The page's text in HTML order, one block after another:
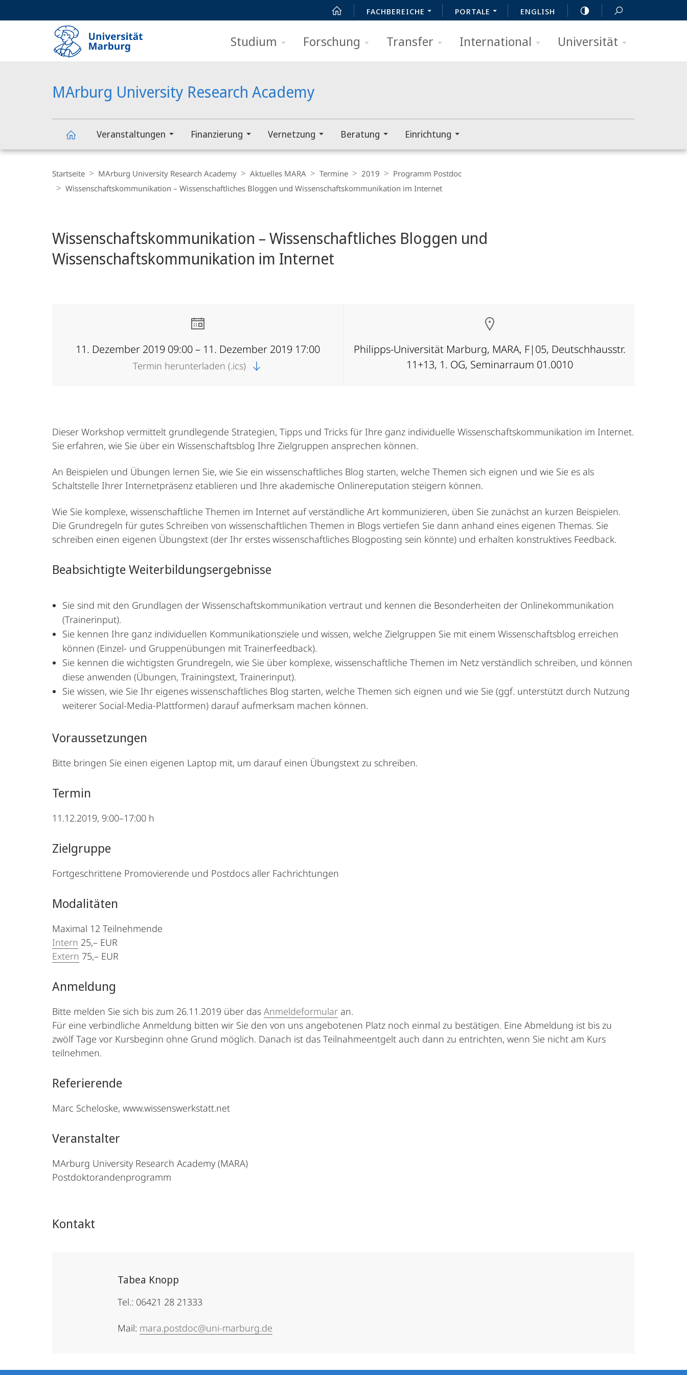
FACHBEREICHE PORTALE ENGLISH
Studium Forschung Transfer International Universität
MArburg University Research Academy
University
Academy
Veranstaltungen Finanzierung Vernetzung Beratung Einrichtung
Navigation
Startseite MArburg University Research Academy Aktuelles MARA Termine 2019
Programm Postdoc
Wissenschaftskommunikation – Wissenschaftliches Bloggen und Wissenschaftskommunikation im Internet
Wissenschaftskommunikation – Wissenschaftliches Bloggen und
Wissenschaftskommunikation im Internet
11. Dezember 2019 09:00 – 11. Dezember 2019 17:00
Termin herunterladen (.ics)
Philipps-Universität Marburg, MARA, F|05, Deutschhausstr.
11+13, 1. OG, Seminarraum 01.0010
Dieser Workshop vermittelt grundlegende Strate­gien, Tipps und Tricks für Ihre ganz individuelle Wissenschafts­kommunikation im Internet.
Sie ­erfahren, wie Sie über ein Wissenschaftsblog Ihre Zielgruppen ansprechen können.
An Beispielen und Übungen lernen Sie, wie Sie ein wissenschaftliches Blog starten, welche Themen sich eignen und wie Sie es als
Schaltstelle Ihrer Internetpräsenz etablieren und Ihre akademische Onlinereputation steigern können.
Wie Sie komplexe, wissenschaftliche Themen im Internet auf verständliche Art kommunizieren, üben Sie zunächst an kurzen Beispielen.
Die Grundregeln für gutes Schreiben von wissenschaftlichen Themen in Blogs vertiefen Sie dann anhand eines eigenen Themas. Sie
schreiben einen eigenen Übungstext (der Ihr erstes wissenschaftliches Blogposting sein könnte) und erhalten konstruktives Feedback.
Beabsichtigte Weiterbildungsergebnisse
Sie sind mit den Grundlagen der Wissenschafts­kommunikation vertraut und kennen die Besonderheiten der Onlinekommunikation
(Trainerinput).
Sie kennen Ihre ganz individuellen Kommunikations­ziele und wissen, welche Zielgruppen Sie mit einem Wissenschaftsblog erreichen
können (Einzel- und Gruppenübungen mit Trainerfeedback).
Sie kennen die wichtigsten Grundregeln, wie Sie über komplexe, wissenschaftliche Themen im Netz verständlich schreiben, und können
diese ­anwenden (Übungen, Trainingstext, Trainerinput).
Sie wissen, wie Sie Ihr eigenes wissenschaftliches Blog starten, welche Themen sich eignen und wie Sie (ggf. unterstützt durch Nutzung
weiterer Social-­Media-Plattformen) darauf aufmerksam machen können.
Voraussetzungen
Bitte bringen Sie einen eigenen Laptop mit, um darauf einen Übungstext zu schreiben.
Termin
11.12.2019, 9:00–17:00 h
Zielgruppe
Fortgeschrittene Promovierende und Postdocs aller Fachrichtungen
Modalitäten
Maximal 12 Teilnehmende
Intern 25,– EUR
Extern 75,– EUR
Anmeldung
Bitte melden Sie sich bis zum 26.11.2019 über das Anmeldeformular an.
Für eine verbindliche Anmeldung bitten wir Sie den von uns angebotenen Platz noch einmal zu bestätigen. Eine Abmeldung ist bis zu
zwölf Tage vor Kursbeginn ohne Grund möglich. Danach ist das Teilnahmeentgelt auch dann zu entrichten, wenn Sie nicht am Kurs
teilnehmen.
Referierende
Marc Scheloske, www.wissenswerkstatt.net
Veranstalter
MArburg University Research Academy (MARA)
Postdoktorandenprogramm
Kontakt
Tabea Knopp
Tel.: 06421 28 21333
Mail: mara.postdoc@uni-marburg.de